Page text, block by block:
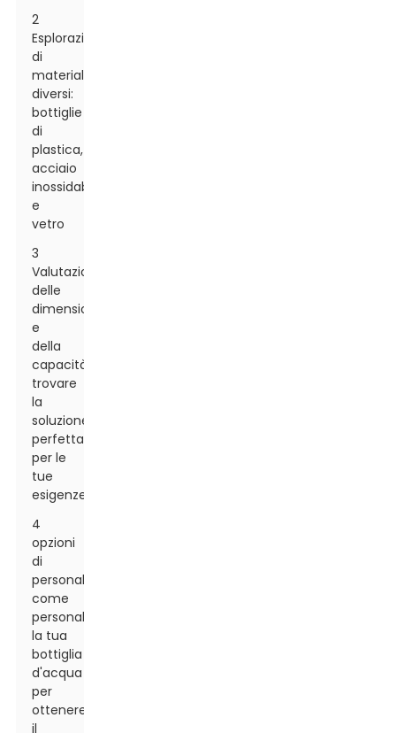
2
Esplorazione
di
materiali
diversi:
bottiglie
di
plastica,
acciaio
inossidabile
e
vetro
3
Valutazione
delle
dimensioni
e
della
capacità:
trovare
la
soluzione
perfetta
per le
tue
esigenze
4
opzioni
di
personalizzazione:
come
personalizzare
la tua
bottiglia
d'acqua
per
ottenere
il